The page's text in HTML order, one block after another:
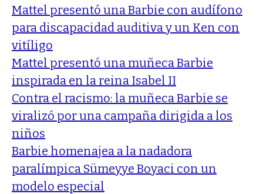
Mattel presentó una Barbie con audífono
para discapacidad auditiva y un Ken con
vitíligo
Mattel presentó una muñeca Barbie
inspirada en la reina Isabel II
Contra el racismo: la muñeca Barbie se
viralizó por una campaña dirigida a los
niños
Barbie homenajea a la nadadora
paralímpica Sümeyye Boyaci con un
modelo especial